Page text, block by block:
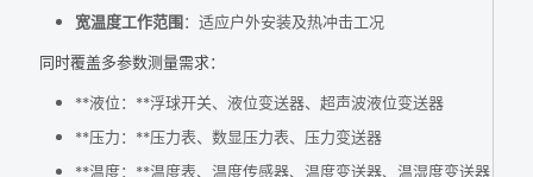
宽温度工作范围：适应户外安装及热冲击工况
同时覆盖多参数测量需求：
**液位：**浮球开关、液位变送器、超声波液位变送器
**压力：**压力表、数显压力表、压力变送器
**温度：**温度表、温度传感器、温度变送器、温湿度变送器